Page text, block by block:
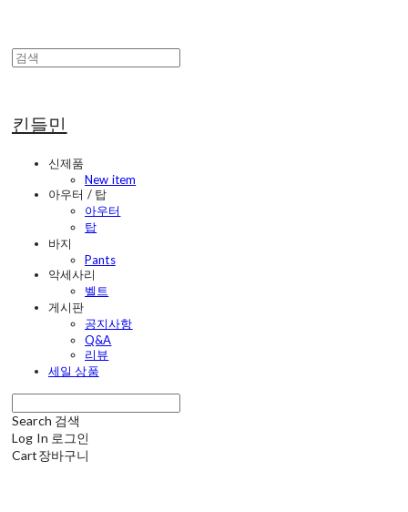
킨들민
신제품
New item
아우터 / 탑
아우터
탑
바지
Pants
악세사리
벨트
게시판
공지사항
Q&A
리뷰
세일 상품
Search 검색
Log In 로그인
Cart장바구니